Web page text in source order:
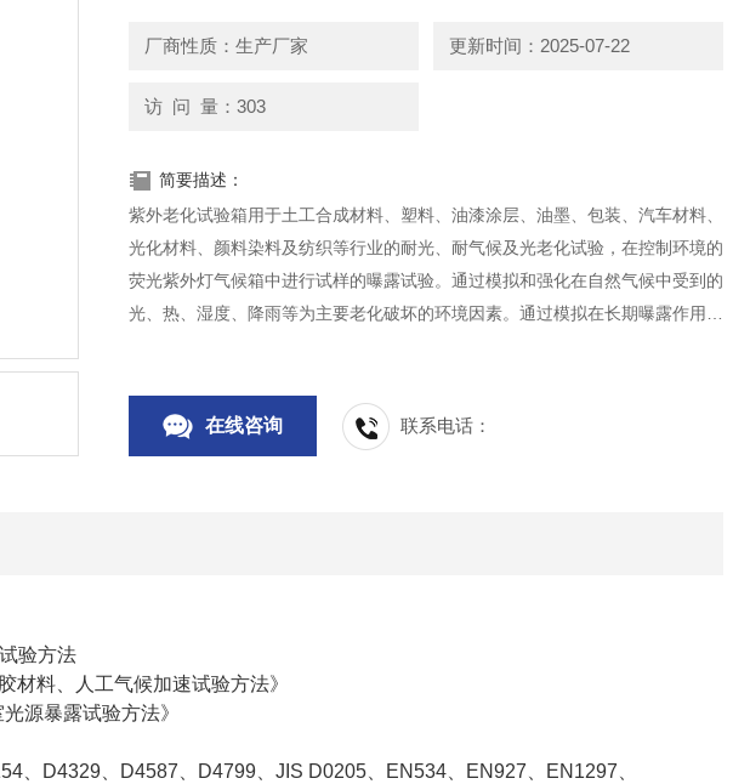
厂商性质：生产厂家 更新时间：2025-07-22
访 问 量：303
简要描述：
紫外老化试验箱用于土工合成材料、塑料、油漆涂层、油墨、包装、汽车材料、
光化材料、颜料染料及纺织等行业的耐光、耐气候及光老化试验，在控制环境的
荧光紫外灯气候箱中进行试样的曝露试验。通过模拟和强化在自然气候中受到的
光、热、湿度、降雨等为主要老化破坏的环境因素。通过模拟在长期曝露作用下
在线咨询 联系电话：
验方法
料、人工气候加速试验方法》
源暴露试验方法》
D4329、D4587、D4799、JIS D0205、EN534、EN927、EN1297、